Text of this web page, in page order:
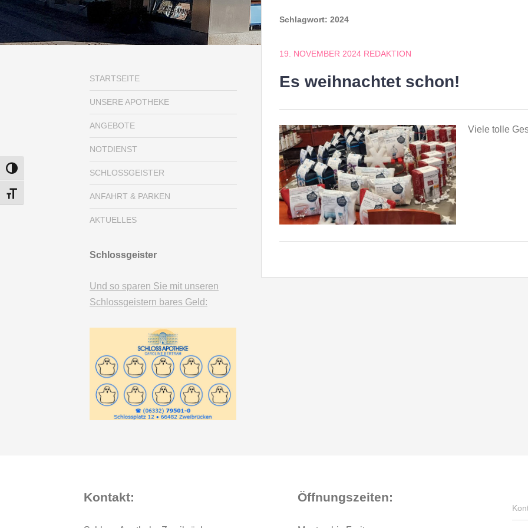
UMSCHALTEN AUF HOHE KONTRASTE
SCHRIFT VERGRÖSSERN
Schlagwort:2024
19. NOVEMBER 2024 REDAKTION
Es weihnachtet schon!
Viele tolle
STARTSEITE
UNSERE APOTHEKE
ANGEBOTE
NOTDIENST
SCHLOSSGEISTER
ANFAHRT & PARKEN
AKTUELLES
Schlossgeister
Und so sparen Sie mit unseren
Schlossgeistern bares Geld:
Kontakt: Öffnungszeiten: